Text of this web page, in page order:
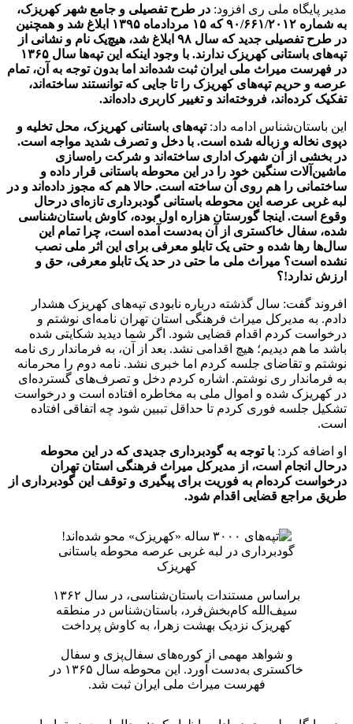
مدیر پایگاه ملی ری افزود: در طرح‌ تفصیلی و جامع شهر کهریزک،
به شماره‌ ۹۰/۶۶۱/۲۰۱۲ که ۱۵ مردادماه ۱۳۹۵ ابلاغ شد و همچنین
در طرح تفصیلی جدید که سال ۹۸ ابلاغ شد، هیچ‌یک نام و نشانی از
تپه‌های باستانی کهریزک ندارند. با وجود اینکه این تپه‌ها سال ۱۳۶۵
در فهرست میراث ملی ایران ثبت شده‌اند اما بدون توجه به آن، تمام
عرصه و حریم تپه‌های کهریزک را تا جایی که توانستند ساخته‌اند،
تفکیک کرده‌اند، فروخته‌اند و تغییر کاربری داده‌اند.
این باستان‌شناس ادامه داد:تپه‌های باستانی کهریزک، محل تخلیه و
دپوی نخاله و زباله شده است. با دخل و تصرف شدید مواجه است.
در بخشی از آن شهرک اداری ساخته‌اند و شرکت راه‌سازی
ماشین‌آلات سنگین خود را در این محوطه باستانی قرار داده و
ساختمانی را هم روی آن ساخته است. حالا هم که مجوز داده‌اند و در
لبه غربی عرصه این محوطه باستانی گودبرداری تازه‌ای درحال
وقوع است. اینجا گورستان هزاره اول بوده، کاوش باستان‌شناسی
شده، سفال خاکستری از آن به‌دست آمده است، چرا تمام این
سال‌ها رها شده و حتی یک تابلو معرفی برای این اثر ملی نصب
نشده است؟ میراث ملی ما حتی در حد یک تابلو معرفی، حق و
ارزش ندارد!؟
افروند گفت: سال گذشته درباره نابودی تپه‌های کهریزک هشدار
دادم. به مدیرکل میراث فرهنگی استان تهران نامه‌ای نوشتم و
درخواست کردم اقدام قضایی شود. اگر شما دیدید شکایتی شده
باشد ما هم دیدیم؛ هیچ اقدامی نشد. بعد از آن، به فرماندار ری نامه
نوشتم و تقاضای جلسه کردم اما خبری نشد. نامه دوم را محرمانه
به فرماندار ری نوشتم. اشاره کردم دخل و تصرف‌های گسترده‌ای
در کهریزک شده و اموال ملی به مخاطره افتاده است و درخواست
تشکیل جلسه فوری کردم تا حداقل تببین شود چه اتفاقی افتاده
است.
او اضافه کرد: با توجه به گودبرداری جدیدی که در این محوطه
درحال انجام است، از مدیرکل میراث فرهنگی استان تهران
درخواست کرده‌ام به فوریت برای پیگیری و توقف این گودبرداری از
طریق مراجع قضایی اقدام شود.
گودبرداری در لبه غربی عرصه محوطه باستانی
کهریزک
براساس مستندات باستان‌شناسی، در سال ۱۳۶۲
سیف‌الله کام‌بخش‌فرد، باستان‌شناس در منطقه
کهریزک نزدیک بهشت زهرا، به کاوش پرداخت
و شواهد مهمی از کوره‌های سفال‌پزی و سفال
خاکستری به‌دست آورد. این محوطه سال ۱۳۶۵ در
فهرست میراث ملی ایران ثبت شد.